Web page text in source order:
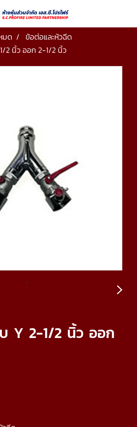
มด
ข้อต่อและหัวฉีด
2 นิ้ว ออก 2-1/2 นิ้ว
Y 2-1/2 นิ้ว ออก